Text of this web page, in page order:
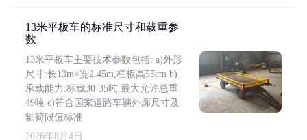
13米平板车的标准尺寸和载重参
数
13米平板车主要技术参数包括: a)外形
尺寸:长13m×宽2.45m,栏板高55cm b)
承载能力:标载30-35吨,最大允许总重
49吨 c)符合国家道路车辆外廓尺寸及
轴荷限值标准
2026年8月4日